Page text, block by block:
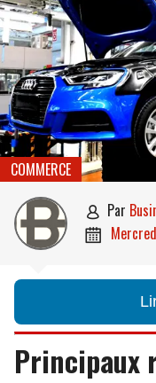
COMMERCE
 par

Principaux